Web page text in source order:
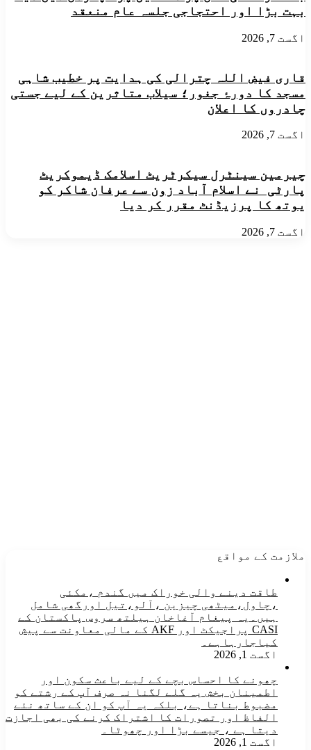
آئی
سے
بہت بڑا اور احتجاجی جلسہ عام منعقد
اگست 7, 2026
قاری فیض اللہ چترالی کی ہدایت پر خطیب شاہی
مسجد کا دورۂ جغور؛ سیلاب متاثرین کے لیے جستی
چادروں کا اعلان
اگست 7, 2026
چیرمین سینٹرل سیکرٹریٹ اسلامک ڈیموکریٹ
پارٹی نے اسلام آباد زون سے عرفان شاکر کو
یوتھ کا پرزیڈنٹ مقرر کر دیا
اگست 7, 2026
ملازمت کے مواقع
طاقت دینے والی خوراک میں گندم ،مکئی
،چاول،میٹھی چیزین ،آلو،تیل اورگھی شامل
ہیں۔یہ پیغام آغاخان ہیلتھ سروس پاکستان کے
CASI پراجیکٹ اور AKF کے مالی معاونت سے پیش
کیاجارہاہے۔
اگست 1, 2026
چھونے کا احساس بچے کے لیے باعث سکون اور
اطمینان بخش یہ گلے لگنا نہ صرف آپ کے رشتے کو
مضبوط بناتا ہے، بلکہ یہ آپ کو ان کے ساتھ نئے
الفاظ اور تصورات کا اشتراک کرنے کی بھی اجازت
دیتا ہے ، جیسے بڑا اور چھوٹا۔
اگست 1, 2026